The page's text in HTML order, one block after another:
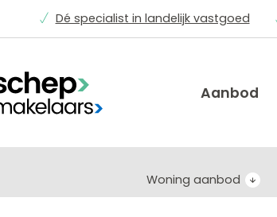
Dé specialist in landelijk vastgoed
Aanbod
Woning aanbod